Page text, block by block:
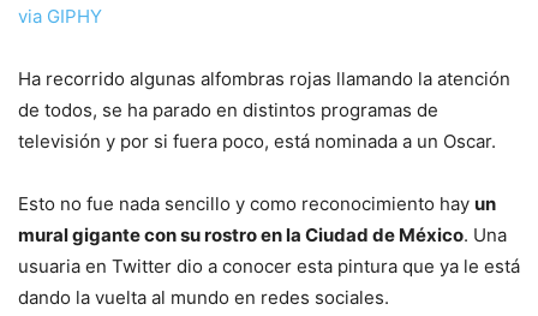
via GIPHY
Ha recorrido algunas alfombras rojas llamando la atención
de todos, se ha parado en distintos programas de
televisión y por si fuera poco, está nominada a un Oscar.
Esto no fue nada sencillo y como reconocimiento hay un
mural gigante con su rostro en la Ciudad de México. Una
usuaria en Twitter dio a conocer esta pintura que ya le está
dando la vuelta al mundo en redes sociales.